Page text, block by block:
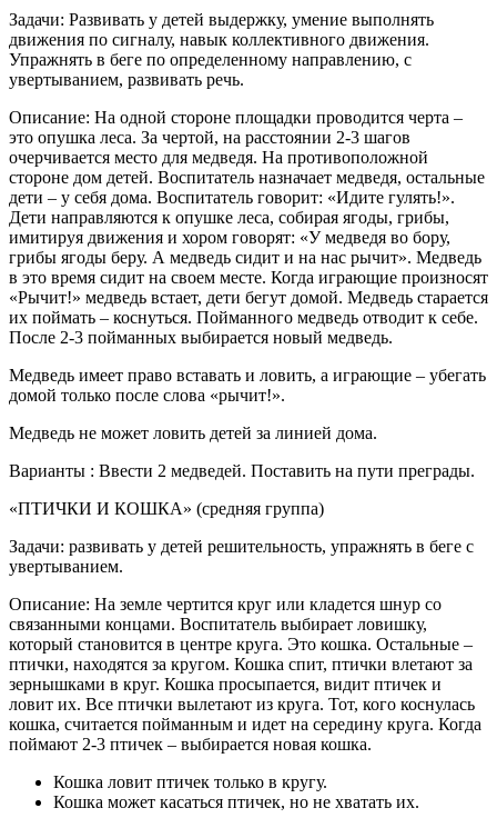
Задачи: Развивать у детей выдержку, умение выполнять
движения по сигналу, навык коллективного движения.
Упражнять в беге по определенному направлению, с
увертыванием, развивать речь.
Описание: На одной стороне площадки проводится черта –
это опушка леса. За чертой, на расстоянии 2-3 шагов
очерчивается место для медведя. На противоположной
стороне дом детей. Воспитатель назначает медведя, остальные
дети – у себя дома. Воспитатель говорит: «Идите гулять!».
Дети направляются к опушке леса, собирая ягоды, грибы,
имитируя движения и хором говорят: «У медведя во бору,
грибы ягоды беру. А медведь сидит и на нас рычит». Медведь
в это время сидит на своем месте. Когда играющие произносят
«Рычит!» медведь встает, дети бегут домой. Медведь старается
их поймать – коснуться. Пойманного медведь отводит к себе.
После 2-3 пойманных выбирается новый медведь.
Медведь имеет право вставать и ловить, а играющие – убегать
домой только после слова «рычит!».
Медведь не может ловить детей за линией дома.
Варианты : Ввести 2 медведей. Поставить на пути преграды.
«ПТИЧКИ И КОШКА» (средняя группа)
Задачи: развивать у детей решительность, упражнять в беге с
увертыванием.
Описание: На земле чертится круг или кладется шнур со
связанными концами. Воспитатель выбирает ловишку,
который становится в центре круга. Это кошка. Остальные –
птички, находятся за кругом. Кошка спит, птички влетают за
зернышками в круг. Кошка просыпается, видит птичек и
ловит их. Все птички вылетают из круга. Тот, кого коснулась
кошка, считается пойманным и идет на середину круга. Когда
поймают 2-3 птичек – выбирается новая кошка.
Кошка ловит птичек только в кругу.
Кошка может касаться птичек, но не хватать их.